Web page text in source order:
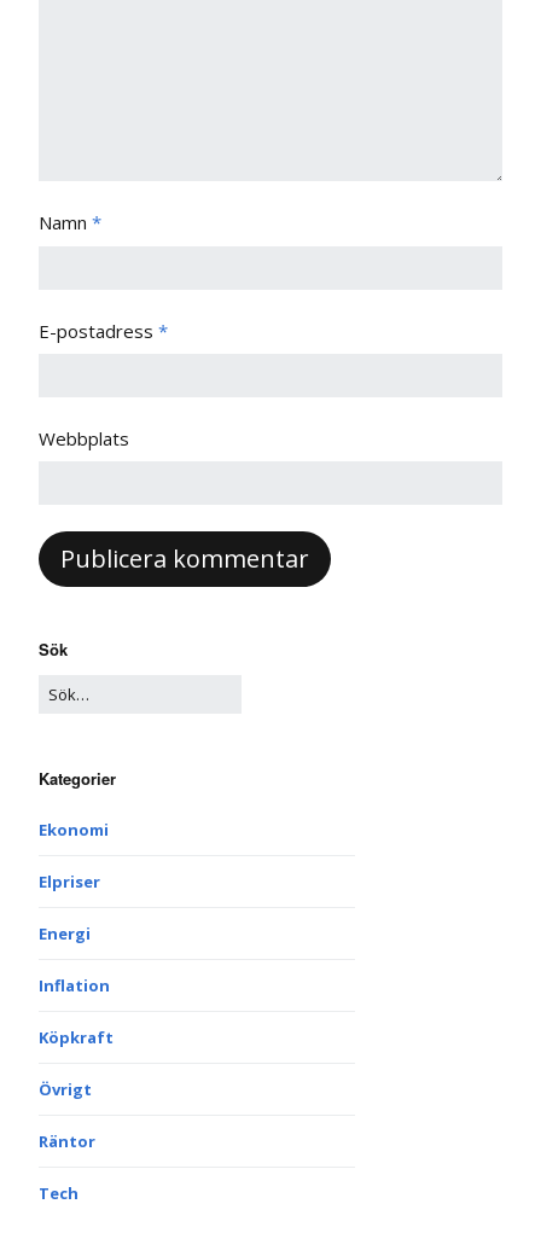
Namn *
E-postadress *
Webbplats
Sök
Kategorier
Ekonomi
Elpriser
Energi
Inflation
Köpkraft
Övrigt
Räntor
Tech